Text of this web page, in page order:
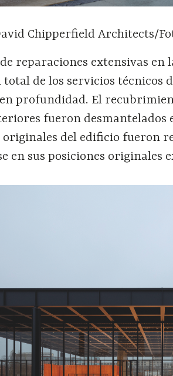
Chipperfield Architects/
reparaciones extensivas en
total de los servicios técnicos
profundidad. El
fueron desmantelados
originales del edificio fueron
en sus posiciones originales